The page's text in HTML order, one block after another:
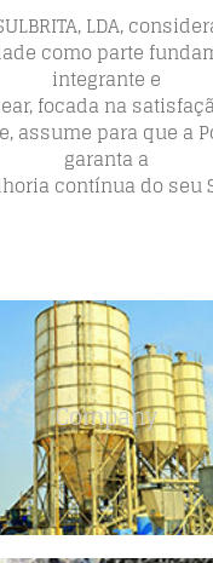
LDA,
como parte
integrante e
focada na
assume para que a
garanta a
contínua do seu
Company
Company
LDA, empresa do
nasceu em 1996…
COMPANY